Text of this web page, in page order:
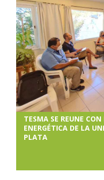
TESMA SE REUNE
ENERGÉTICA DE LA
PLATA